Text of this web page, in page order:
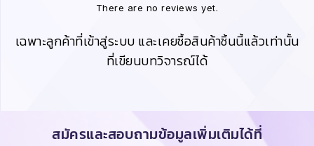
There are no reviews yet.
เฉพาะลูกค้าที่เข้าสู่ระบบ และเคยซื้อสินค้าชิ้นนี้แล้วเท่านั้น
ที่เขียนบทวิจารณ์ได้
สมัครและสอบถามข้อมูลเพิ่มเติมได้ที่